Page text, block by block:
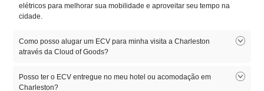
elétricos para melhorar sua mobilidade e aproveitar seu tempo na
cidade.
Como posso alugar um ECV para minha visita a Charleston
através da Cloud of Goods?
Para alugar um ECV para sua visita a Charleston, basta visitar o site
ou o aplicativo da Cloud of Goods. Insira suas datas desejadas e o
Posso ter o ECV entregue no meu hotel ou acomodação em
Charleston?